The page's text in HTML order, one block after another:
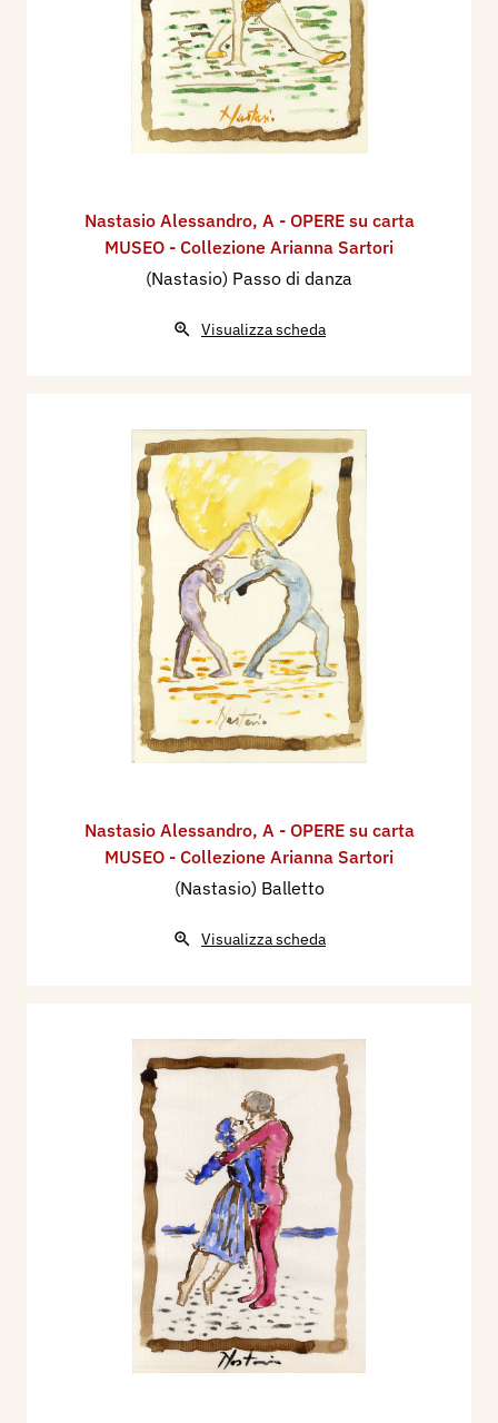
Nastasio Alessandro, A - OPERE su carta
MUSEO - Collezione Arianna Sartori
(Nastasio) Passo di danza
Visualizza scheda
Nastasio Alessandro, A - OPERE su carta
MUSEO - Collezione Arianna Sartori
(Nastasio) Balletto
Visualizza scheda